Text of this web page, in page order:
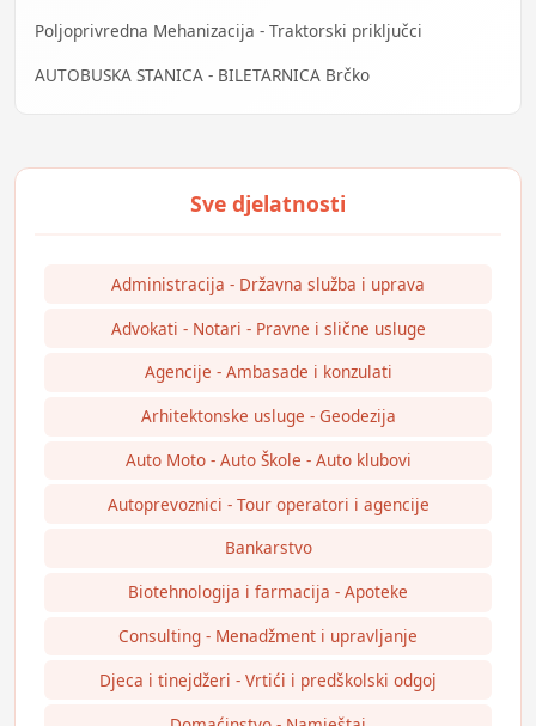
Poljoprivredna Mehanizacija - Traktorski priključci
AUTOBUSKA STANICA - BILETARNICA Brčko
Administracija - Državna služba i uprava
Advokati - Notari - Pravne i slične usluge
Agencije - Ambasade i konzulati
Arhitektonske usluge - Geodezija
Auto Moto - Auto Škole - Auto klubovi
Autoprevoznici - Tour operatori i agencije
Bankarstvo
Biotehnologija i farmacija - Apoteke
Consulting - Menadžment i upravljanje
Djeca i tinejdžeri - Vrtići i predškolski odgoj